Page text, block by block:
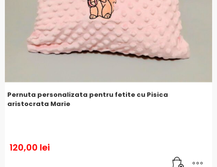
Pernuta personalizata pentru fetite cu Pisica
aristocrata Marie
120,00 lei